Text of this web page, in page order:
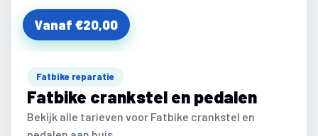
Vanaf €20,00
Fatbike reparatie
Fatbike crankstel en pedalen
Bekijk alle tarieven voor Fatbike crankstel en